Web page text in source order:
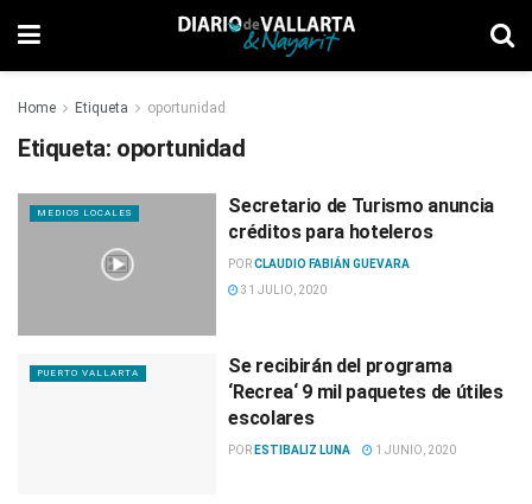
Home Etiqueta oportunidad
Etiqueta: oportunidad
MEDIOS LOCALES
Secretario de Turismo anuncia
créditos para hoteleros
PORCLAUDIO FABIÁN GUEVARA
31 JULIO, 2020
PUERTO VALLARTA
Se recibirán del programa
‘Recrea‘ 9 mil paquetes de útiles
escolares
POR ESTIBALIZ LUNA 1 JUNIO, 2020